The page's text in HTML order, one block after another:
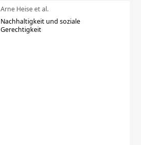
Arne Heise et al.
Nachhaltigkeit und soziale
Gerechtigkeit